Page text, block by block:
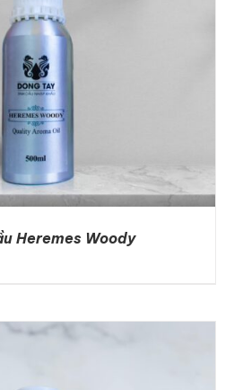
Heremes Woody